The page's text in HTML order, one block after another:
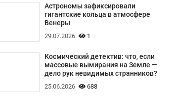
Астрономы зафиксировали
гигантские кольца в атмосфере
Венеры
29.07.2026 1
Космический детектив: что, если
массовые вымирания на Земле —
дело рук невидимых странников?
25.06.2026 688